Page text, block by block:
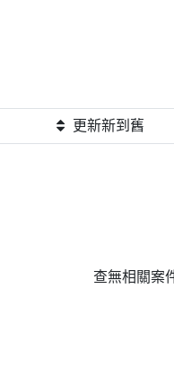
更新新到舊
查無相關案